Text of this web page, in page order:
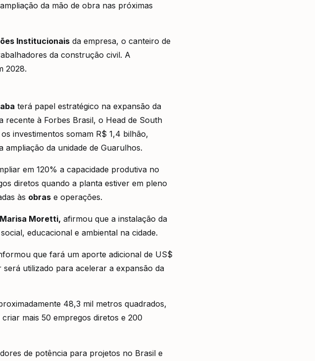
da mão de obra nas próximas
Institucionais da empresa, o canteiro de
da construção civil. A
2028.
terá papel estratégico na expansão da
recente à Forbes Brasil, o Head de South
investimentos somam R$ 1,4 bilhão,
da unidade de Guarulhos.
em 120% a capacidade produtiva no
diretos quando a planta estiver em pleno
às obras e operações.
Marisa Moretti, afirmou que a instalação da
educacional e ambiental na cidade.
que fará um aporte adicional de US$
utilizado para acelerar a expansão da
48,3 mil metros quadrados,
mais 50 empregos diretos e 200
de potência para projetos no Brasil e